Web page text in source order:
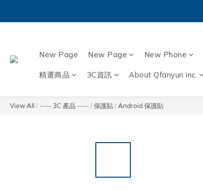
New Page New Page New Phone
精選商品 3C資訊 About Qfanyun inc.
View All / ---- 3C 產品 ---- /保護貼/Android 保護貼